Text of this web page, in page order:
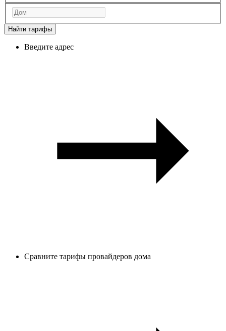
Найти тарифы
Введите адрес
Сравните тарифы провайдеров дома